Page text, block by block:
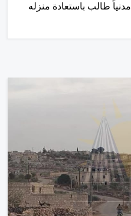
طالب باستعادة منزله